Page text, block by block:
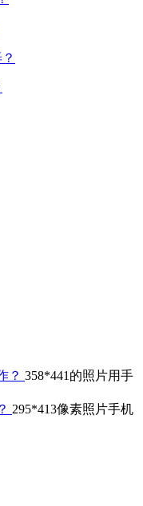
358*441的照片用手
295*413像素照片手机